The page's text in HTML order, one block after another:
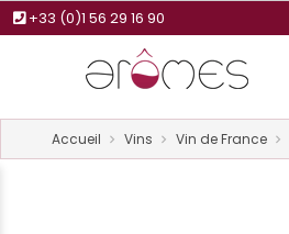
+33 (0)1 56 29 16 90
Accueil Vins Vin de France